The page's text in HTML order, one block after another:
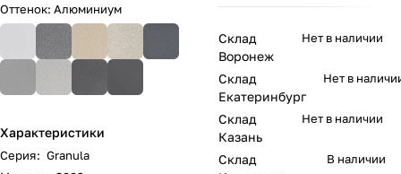
Оттенок: Алюминиум
Характеристики
Серия: Granula
Склад
Воронеж
Нет в наличии
Склад
Екатеринбург
Нет в
Склад
Казань
Нет в наличии
Склад
В наличии